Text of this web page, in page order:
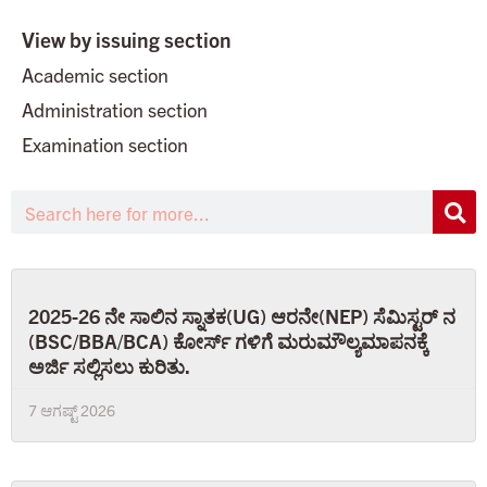
View by issuing section
Academic section
Administration section
Examination section
2025-26 ನೇ ಸಾಲಿನ ಸ್ನಾತಕ(UG) ಆರನೇ(NEP) ಸೆಮಿಸ್ಟರ್ ನ
(BSC/BBA/BCA) ಕೋರ್ಸ್ ಗಳಿಗೆ ಮರುಮೌಲ್ಯಮಾಪನಕ್ಕೆ
ಅರ್ಜಿ ಸಲ್ಲಿಸಲು ಕುರಿತು.
7 ಆಗಷ್ಟ್ 2026